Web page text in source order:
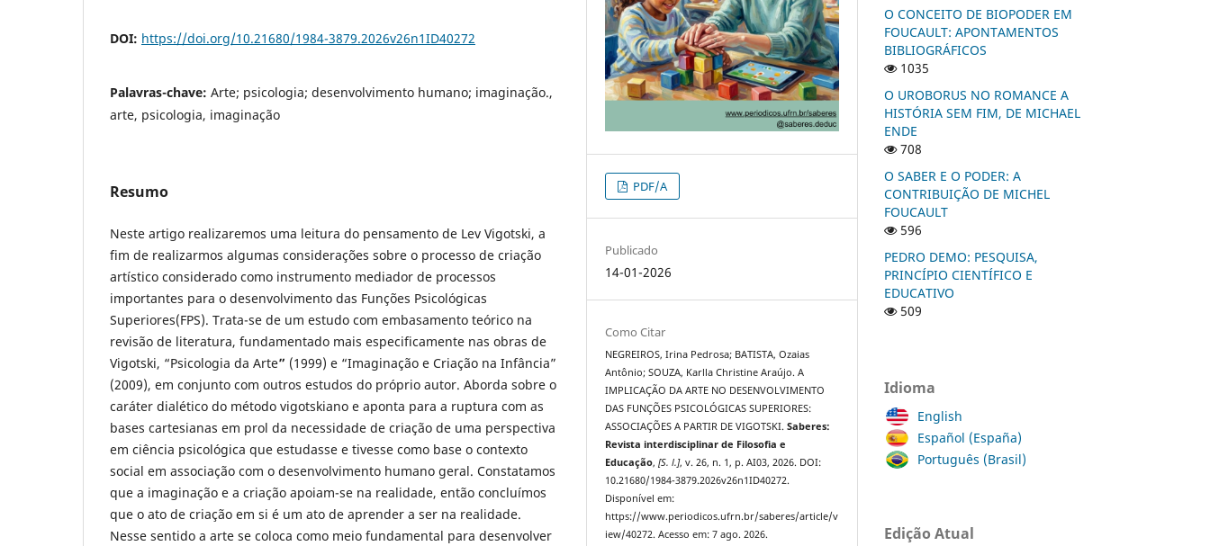
DOI: https://doi.org/10.21680/1984-3879.2026v26n1ID40272
Palavras-chave: Arte; psicologia; desenvolvimento humano; imaginação.,
arte, psicologia, imaginação
Resumo
Neste artigo realizaremos uma leitura do pensamento de Lev Vigotski, a
fim de realizarmos algumas considerações sobre o processo de criação
artístico considerado como instrumento mediador de processos
importantes para o desenvolvimento das Funções Psicológicas
Superiores(FPS). Trata-se de um estudo com embasamento teórico na
revisão de literatura, fundamentado mais especificamente nas obras de
Vigotski, “Psicologia da Arte” (1999) e “Imaginação e Criação na Infância”
(2009), em conjunto com outros estudos do próprio autor. Aborda sobre o
caráter dialético do método vigotskiano e aponta para a ruptura com as
bases cartesianas em prol da necessidade de criação de uma perspectiva
em ciência psicológica que estudasse e tivesse como base o contexto
social em associação com o desenvolvimento humano geral. Constatamos
que a imaginação e a criação apoiam-se na realidade, então concluímos
que o ato de criação em si é um ato de aprender a ser na realidade.
Nesse sentido a arte se coloca como meio fundamental para desenvolver
PDF/A
Publicado
14-01-2026
Como Citar
NEGREIROS, Irina Pedrosa; BATISTA, Ozaias
Antônio; SOUZA, Karlla Christine Araújo. A
IMPLICAÇÃO DA ARTE NO DESENVOLVIMENTO
DAS FUNÇÕES PSICOLÓGICAS SUPERIORES:
ASSOCIAÇÕES A PARTIR DE VIGOTSKI.Saberes:
Revista interdisciplinar de Filosofia e
Educação,[S. l.], v. 26, n. 1, p. AI03, 2026. DOI:
10.21680/1984-3879.2026v26n1ID40272.
Disponível em:
https://www.periodicos.ufrn.br/saberes/article/v
iew/40272. Acesso em: 7 ago. 2026.
O CONCEITO DE BIOPODER EM
FOUCAULT: APONTAMENTOS
BIBLIOGRÁFICOS
1035
O UROBORUS NO ROMANCE A
HISTÓRIA SEM FIM, DE MICHAEL
ENDE
708
O SABER E O PODER: A
CONTRIBUIÇÃO DE MICHEL
FOUCAULT
596
PEDRO DEMO: PESQUISA,
PRINCÍPIO CIENTÍFICO E
EDUCATIVO
509
Idioma
English
Español (España)
Português (Brasil)
Edição Atual